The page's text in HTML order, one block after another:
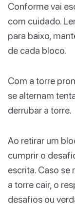
Conforme vai
com cuidado.
para baixo,
de cada bloco.
Com a torre
se alternam
derrubar a torre.
Ao retirar um
cumprir o
escrita. Caso se
a torre cair, o
desafios ou